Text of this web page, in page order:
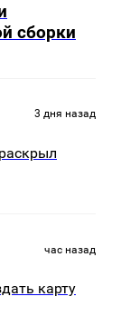
сборки
3 дня назад
час назад
карту